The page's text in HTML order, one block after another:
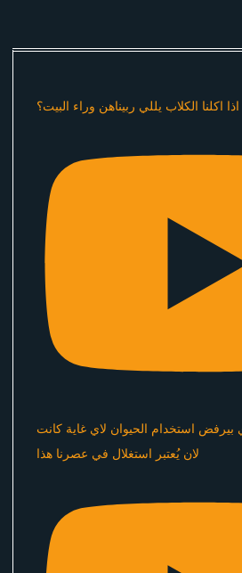
اكلنا الكلاب يللي ربيناهن وراء البيت؟
بيرفض استخدام الحيوان لاي غاية كانت